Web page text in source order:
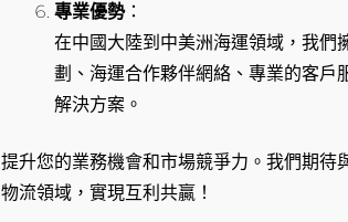
專業優勢：
在中國大陸到中美洲海運領域，我們
劃、海運合作夥伴網絡、專業的客戶
解決方案。
提升您的業務機會和市場競爭力。我們期
物流領域，實現互利共贏！